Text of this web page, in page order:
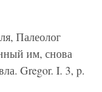
Палеолог
им, снова
Gregor. I. 3, p.